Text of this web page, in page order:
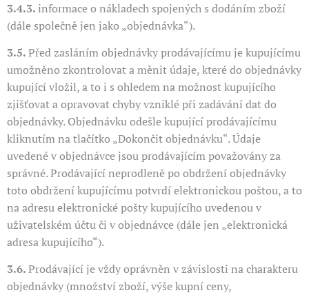
3.4.3. informace o nákladech spojených s dodáním zboží
(dále společně jen jako „objednávka“).
3.5.Před zasláním objednávky prodávajícímu je kupujícímu
umožněno zkontrolovat a měnit údaje, které do objednávky
kupující vložil, a to i s ohledem na možnost kupujícího
zjišťovat a opravovat chyby vzniklé při zadávání dat do
objednávky. Objednávku odešle kupující prodávajícímu
kliknutím na tlačítko „Dokončit objednávku“. Údaje
uvedené v objednávce jsou prodávajícím považovány za
správné. Prodávající neprodleně po obdržení objednávky
toto obdržení kupujícímu potvrdí elektronickou poštou, a to
na adresu elektronické pošty kupujícího uvedenou v
uživatelském účtu či v objednávce (dále jen „elektronická
adresa kupujícího“).
3.6.Prodávající je vždy oprávněn v závislosti na charakteru
objednávky (množství zboží, výše kupní ceny,